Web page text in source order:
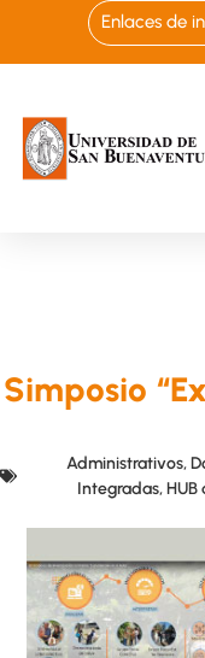
Enlaces de
Simposio
Administrativos,
Integradas,